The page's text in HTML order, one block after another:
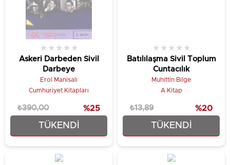
TÜKENDI
Askeri Darbeden Sivil
Darbeye
★ ★ ★ ★ ★
Erol Manisalı
Cumhuriyet Kitapları
₺292,50
₺390,00 %25
TÜKENDI
Batılılaşma Sivil Toplum
Cuntacılık
★ ★ ★ ★ ★
Muhittin Bilge
A Kitap
₺11,11
₺13,89 %20